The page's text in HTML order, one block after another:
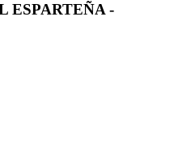
ESPARTEÑA -